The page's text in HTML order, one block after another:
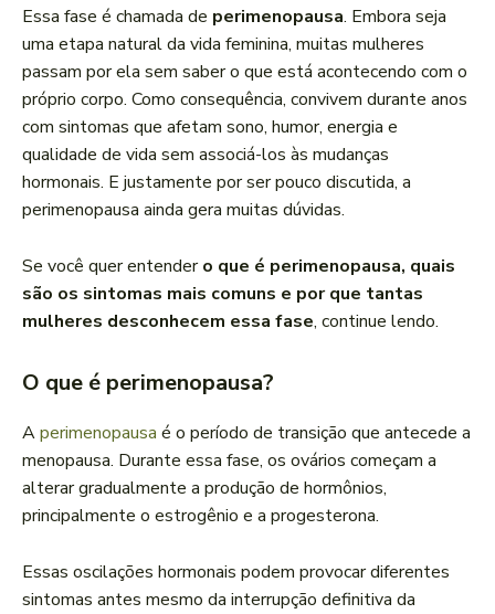
Essa fase é chamada de perimenopausa. Embora seja
uma etapa natural da vida feminina, muitas mulheres
passam por ela sem saber o que está acontecendo com o
próprio corpo. Como consequência, convivem durante anos
com sintomas que afetam sono, humor, energia e
qualidade de vida sem associá-los às mudanças
hormonais. E justamente por ser pouco discutida, a
perimenopausa ainda gera muitas dúvidas.
Se você quer entendero que é perimenopausa, quais
são os sintomas mais comuns e por que tantas
mulheres desconhecem essa fase, continue lendo.
O que é perimenopausa?
Aperimenopausa é o período de transição que antecede a
menopausa. Durante essa fase, os ovários começam a
alterar gradualmente a produção de hormônios,
principalmente o estrogênio e a progesterona.
Essas oscilações hormonais podem provocar diferentes
sintomas antes mesmo da interrupção definitiva da